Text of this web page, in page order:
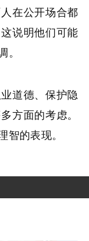
在公开场合都
说明他们可能
道德、保护隐
方面的考虑。
的表现。